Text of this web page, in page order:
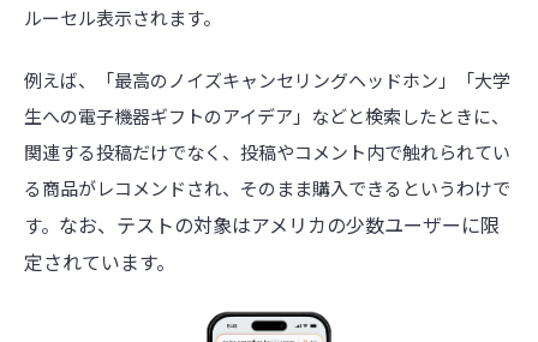
ルーセル表示されます。
例えば、「最高のノイズキャンセリングヘッドホン」「大学
生への電子機器ギフトのアイデア」などと検索したときに、
関連する投稿だけでなく、投稿やコメント内で触れられてい
る商品がレコメンドされ、そのまま購入できるというわけで
す。 なお、テストの対象はアメリカの少数ユーザーに限
定されています。